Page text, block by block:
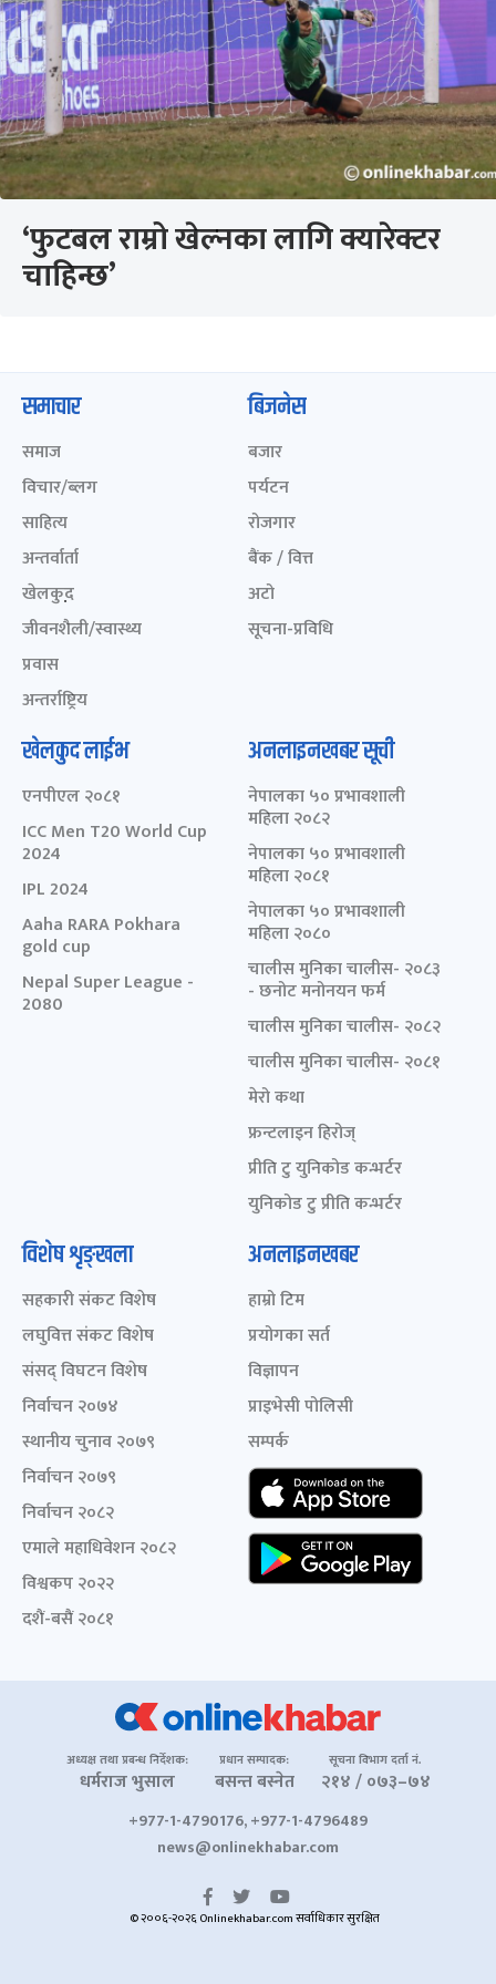
‘फुटबल राम्रो खेल्नका लागि क्यारेक्टर
चाहिन्छ’
समाचार
समाज
विचार/ब्लग
साहित्य
अन्तर्वार्ता
खेलकुद़़
जीवनशैली/स्वास्थ्य
प्रवास
अन्तर्राष्ट्रिय
बिजनेस
बजार
पर्यटन
रोजगार
बैंक / वित्त
अटो
सूचना-प्रविधि
खेलकुद लाईभ
एनपीएल २०८१
ICC Men T20 World Cup
2024
IPL 2024
Aaha RARA Pokhara
gold cup
Nepal Super League -
2080
अनलाइनखबर सूची
नेपालका ५० प्रभावशाली
महिला २०८२
नेपालका ५० प्रभावशाली
महिला २०८१
नेपालका ५० प्रभावशाली
महिला २०८०
चालीस मुनिका चालीस- २०८३
- छनोट मनोनयन फर्म
चालीस मुनिका चालीस- २०८२
चालीस मुनिका चालीस- २०८१
मेरो कथा
फ्रन्टलाइन हिरोज्
प्रीति टु युनिकोड कन्भर्टर
युनिकोड टु प्रीति कन्भर्टर
विशेष शृङ्खला
सहकारी संकट विशेष
लघुवित्त संकट विशेष
संसद् विघटन विशेष
निर्वाचन २०७४
स्थानीय चुनाव २०७९
निर्वाचन २०७९
निर्वाचन २०८२
एमाले महाधिवेशन २०८२
विश्वकप २०२२
दशैं-बसैं २०८१
अनलाइनखबर
हाम्रो टिम
प्रयोगका सर्त
विज्ञापन
प्राइभेसी पोलिसी
सम्पर्क
अध्यक्ष तथा प्रबन्ध निर्देशक:
धर्मराज भुसाल
प्रधान सम्पादक:
बसन्त बस्नेत
सूचना विभाग दर्ता नं.
२१४ / ०७३–७४
+977-1-4790176, +977-1-4796489
news@onlinekhabar.com
© २००६-२०२६ Onlinekhabar.com सर्वाधिकार सुरक्षित